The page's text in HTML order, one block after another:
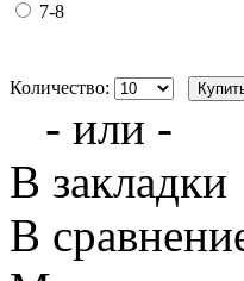
7-8
Количество:
- или -
В закладки
В